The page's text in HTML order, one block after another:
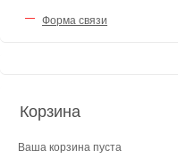
Форма связи
Корзина
Ваша корзина пуста